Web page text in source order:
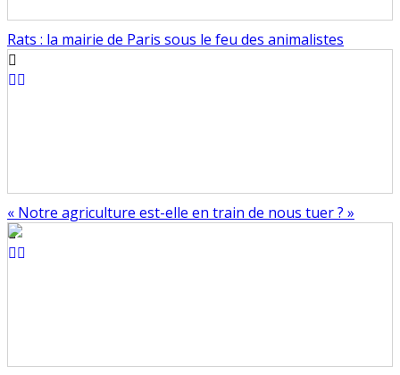
Rats : la mairie de Paris sous le feu des animalistes
« Notre agriculture est-elle en train de nous tuer ? »